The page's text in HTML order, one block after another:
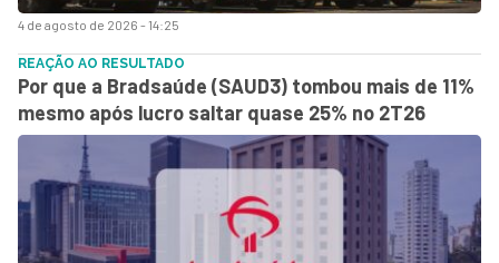
4 de agosto de 2026 - 14:25
REAÇÃO AO RESULTADO
Por que a Bradsaúde (SAUD3) tombou mais de 11%
mesmo após lucro saltar quase 25% no 2T26